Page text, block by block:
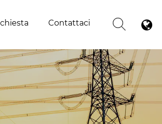
Contattaci